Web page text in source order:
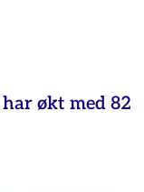
økt med 82